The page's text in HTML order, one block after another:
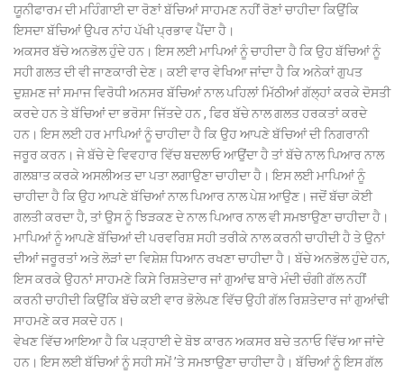
ਯੂਨੀਫਾਰਮ ਦੀ ਮਹਿੰਗਾਈ ਦਾ ਰੋਣਾਂ ਬੱਚਿਆਂ ਸਾਹਮਣ ਨਹੀਂ ਰੋਣਾਂ ਚਾਹੀਦਾ ਕਿਉਂਕਿ
ਇਸਦਾ ਬੱਚਿਆਂ ਉਪਰ ਨਾਂਹ ਪੱਖੀ ਪ੍ਰਭਾਵ ਪੈਂਦਾ ਹੈ।
ਅਕਸਰ ਬੱਚੇ ਅਨਭੋਲ ਹੁੰਦੇ ਹਨ। ਇਸ ਲਈ ਮਾਪਿਆਂ ਨੂੰ ਚਾਹੀਦਾ ਹੈ ਕਿ ਉਹ ਬੱਚਿਆਂ ਨੂੰ
ਸਹੀ ਗਲਤ ਦੀ ਵੀ ਜਾਣਕਾਰੀ ਦੇਣ। ਕਈ ਵਾਰ ਵੇਖਿਆ ਜਾਂਦਾ ਹੈ ਕਿ ਅਨੇਕਾਂ ਗੁਪਤ
ਦੁਸ਼ਮਣ ਜਾਂ ਸਮਾਜ ਵਿਰੋਧੀ ਅਨਸਰ ਬੱਚਿਆਂ ਨਾਲ ਪਹਿਲਾਂ ਮਿੱਠੀਆਂ ਗੱਲ੍ਹਾਂ ਕਰਕੇ ਦੋਸਤੀ
ਕਰਦੇ ਹਨ ਤੇ ਬੱਚਿਆਂ ਦਾ ਭਰੋਸਾ ਜਿੱਤਦੇ ਹਨ , ਫਿਰ ਬੱਚੇ ਨਾਲ ਗਲਤ ਹਰਕਤਾਂ ਕਰਦੇ
ਹਨ। ਇਸ ਲਈ ਹਰ ਮਾਪਿਆਂ ਨੂੰ ਚਾਹੀਦਾ ਹੈ ਕਿ ਉਹ ਆਪਣੇ ਬੱਚਿਆਂ ਦੀ ਨਿਗਰਾਨੀ
ਜਰੂਰ ਕਰਨ। ਜੇ ਬੱਚੇ ਦੇ ਵਿਵਹਾਰ ਵਿੱਚ ਬਦਲਾਓ ਆਉਂਦਾ ਹੈ ਤਾਂ ਬੱਚੇ ਨਾਲ ਪਿਆਰ ਨਾਲ
ਗਲਬਾਤ ਕਰਕੇ ਅਸਲੀਅਤ ਦਾ ਪਤਾ ਲਗਾਉਣਾ ਚਾਹੀਦਾ ਹੈ। ਇਸ ਲਈ ਮਾਪਿਆਂ ਨੂੰ
ਚਾਹੀਦਾ ਹੈ ਕਿ ਉਹ ਆਪਣੇ ਬੱਚਿਆਂ ਨਾਲ ਪਿਆਰ ਨਾਲ ਪੇਸ਼ ਆਉਣ। ਜਦੋਂ ਬੱਚਾ ਕੋਈ
ਗਲਤੀ ਕਰਦਾ ਹੈ, ਤਾਂ ਉਸ ਨੂੰ ਝਿੜਕਣ ਦੇ ਨਾਲ ਪਿਆਰ ਨਾਲ ਵੀ ਸਮਝਾਉਣਾ ਚਾਹੀਦਾ ਹੈ।
ਮਾਪਿਆਂ ਨੂੰ ਆਪਣੇ ਬੱਚਿਆਂ ਦੀ ਪਰਵਰਿਸ਼ ਸਹੀ ਤਰੀਕੇ ਨਾਲ ਕਰਨੀ ਚਾਹੀਦੀ ਹੈ ਤੇ ਉਨਾਂ
ਦੀਆਂ ਜਰੂਰਤਾਂ ਅਤੇ ਲੋੜਾਂ ਦਾ ਵਿਸ਼ੇਸ਼ ਧਿਆਨ ਰਖਣਾ ਚਾਹੀਦਾ ਹੈ। ਬੱਚੇ ਅਨਭੋਲ ਹੁੰਦੇ ਹਨ,
ਇਸ ਕਰਕੇ ਉਹਨਾਂ ਸਾਹਮਣੇ ਕਿਸੇ ਰਿਸ਼ਤੇਦਾਰ ਜਾਂ ਗੁਆਂਢ ਬਾਰੇ ਮੰਦੀ ਚੰਗੀ ਗੱਲ ਨਹੀਂ
ਕਰਨੀ ਚਾਹੀਦੀ ਕਿਉਂਕਿ ਬੱਚੇ ਕਈ ਵਾਰ ਭੋਲੇਪਣ ਵਿੱਚ ਉਹੀ ਗੱਲ ਰਿਸ਼ਤੇਦਾਰ ਜਾਂ ਗੁਆਂਢੀ
ਸਾਹਮਣੇ ਕਰ ਸਕਦੇ ਹਨ।
ਵੇਖਣ ਵਿੱਚ ਆਇਆ ਹੈ ਕਿ ਪੜ੍ਹਾਈ ਦੇ ਬੋਝ ਕਾਰਨ ਅਕਸਰ ਬਚੇ ਤਨਾਓ ਵਿੱਚ ਆ ਜਾਂਦੇ
ਹਨ। ਇਸ ਲਈ ਬੱਚਿਆਂ ਨੂੰ ਸਹੀ ਸਮੇਂ ’ਤੇ ਸਮਝਾਉਣਾ ਚਾਹੀਦਾ ਹੈ। ਬੱਚਿਆਂ ਨੂੰ ਇਸ ਗੱਲ